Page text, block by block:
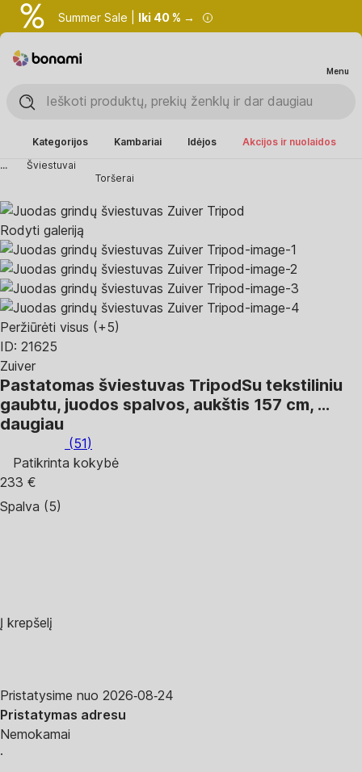
Summer Sale | Iki 40 % →
Menu
Kategorijos Kambariai Idėjos
Akcijos ir nuolaidos
...
Šviestuvai
Toršerai
Rodyti galeriją
Peržiūrėti visus (+5)
ID: 21625
Zuiver
Pastatomas šviestuvas TripodSu tekstiliniu
gaubtu, juodos spalvos, aukštis 157 cm, …
daugiau
(51)
Patikrinta kokybė
233 €
Spalva (5)
Į krepšelį
Pristatysime nuo 2026‑08‑24
Pristatymas adresu
Nemokamai
·